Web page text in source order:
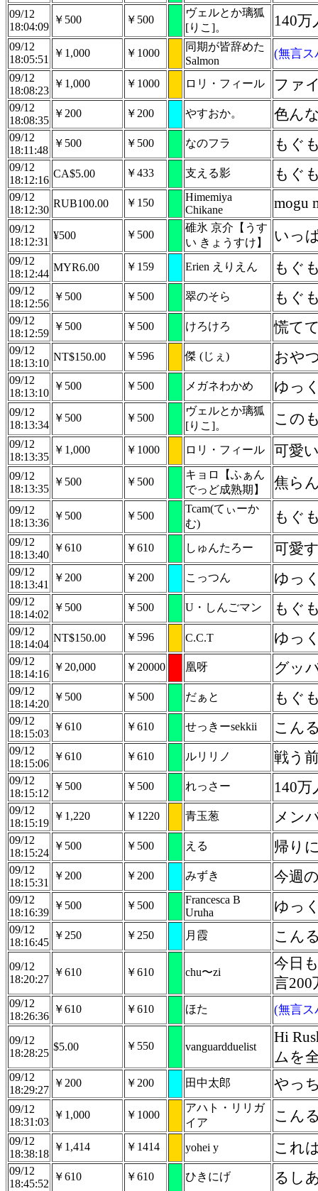
09/12
18:04:09
￥500 ￥500
ヴェルとか璃狐
[りこ]。
140
09/12
18:05:51
￥1,000 ￥1000
同期が皆辞めた
Salmon
(無言ス
09/12
18:08:23
￥1,000 ￥1000 ロリ・フィール ファ
09/12
18:08:35
￥200 ￥200 やすおか。 色ん
09/12
18:11:48
￥500 ￥500 なのフラ もぐ
09/12
18:12:16
CA$5.00 ￥433 支える影 もぐ
09/12
18:12:30
RUB100.00 ￥150
Himemiya
Chikane
mogu
09/12
18:12:31
¥500 ￥500
碓氷 京介【うす
い きょうすけ】
いっ
09/12
18:12:44
MYR6.00 ￥159 Erien えりえん もぐ
09/12
18:12:56
￥500 ￥500 翠のそら もぐ
09/12
18:12:59
￥500 ￥500 けろけろ 慌て
09/12
18:13:10
NT$150.00 ￥596 傑 (じぇ) おや
09/12
18:13:10
￥500 ￥500 メガネわかめ ゆっ
09/12
18:13:34
￥500 ￥500
ヴェルとか璃狐
[りこ]。
この
09/12
18:13:35
￥1,000 ￥1000 ロリ・フィール 可愛
09/12
18:13:35
￥500 ￥500
キョロ【ふぁん
でっど成熟期】
焦ら
09/12
18:13:36
￥500 ￥500
Tcam(てぃーか
む)
もぐ
09/12
18:13:40
￥610 ￥610 しゅんたろー 可愛
09/12
18:13:41
￥200 ￥200 こっつん ゆっ
09/12
18:14:02
￥500 ￥500 U・しんごマン もぐ
09/12
18:14:04
NT$150.00 ￥596 C.C.T ゆっ
09/12
18:14:16
￥20,000 ￥20000 凰呀 グッ
09/12
18:14:20
￥500 ￥500 だぁと もぐ
09/12
18:15:03
￥610 ￥610 せっきーsekkii こん
09/12
18:15:06
￥610 ￥610 ルリリノ 戦う
09/12
18:15:12
￥500 ￥500 れっさー 140
09/12
18:15:19
￥1,220 ￥1220 青玉葱 メン
09/12
18:15:24
￥500 ￥500 える 帰り
09/12
18:15:31
￥200 ￥200 みずき 今週
09/12
18:16:39
￥500 ￥500
Francesca B
Uruha
ゆっ
09/12
18:16:45
￥250 ￥250 月霞 こん
09/12
18:20:27
￥610 ￥610 chu〜zi
今日
言
09/12
18:26:36
￥610 ￥610 ほた (無言ス
09/12
18:28:25
$5.00 ￥550 vanguardduelist
Hi
ムを
09/12
18:29:27
￥200 ￥200 田中太郎 やっ
09/12
18:31:03
￥1,000 ￥1000
アハト・リリガ
イア
こん
09/12
18:38:18
￥1,414 ￥1414 yohei y これ
09/12
18:45:52
￥610 ￥610 ひきにげ るし